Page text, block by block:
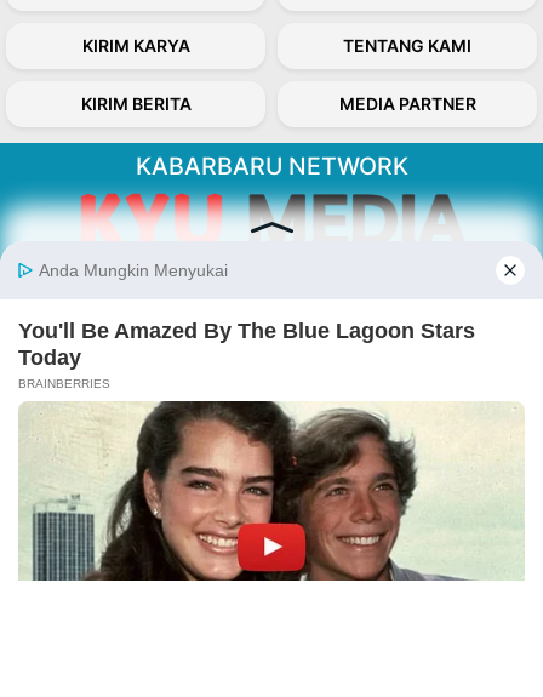
KIRIM KARYA TENTANG KAMI
KIRIM BERITA MEDIA PARTNER
KABARBARU NETWORK
Follow Kabarbaru